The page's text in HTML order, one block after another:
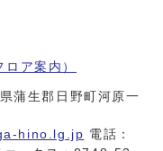
ロア案内）
蒲生郡日野町河原一
hino.lg.jp 電話：